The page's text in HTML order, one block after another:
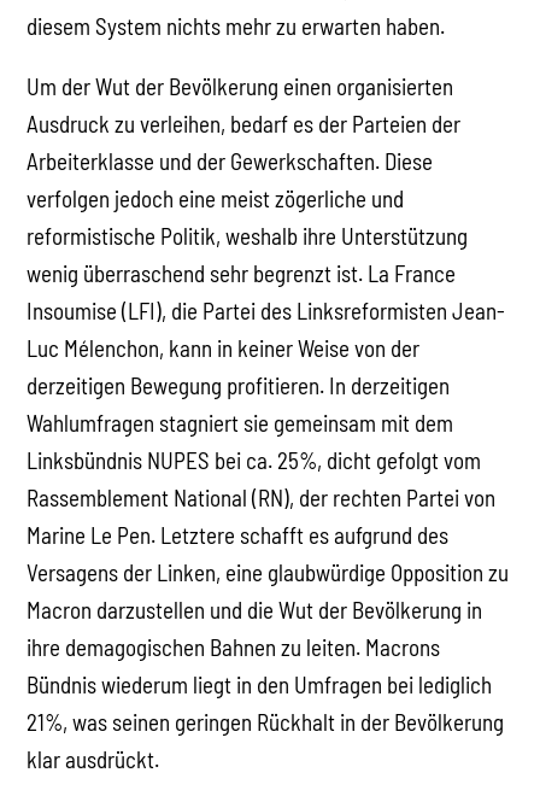
diesem System nichts mehr zu erwarten haben.
Um der Wut der Bevölkerung einen organisierten
Ausdruck zu verleihen, bedarf es der Parteien der
Arbeiterklasse und der Gewerkschaften. Diese
verfolgen jedoch eine meist zögerliche und
reformistische Politik, weshalb ihre Unterstützung
wenig überraschend sehr begrenzt ist. La France
Insoumise (LFI), die Partei des Linksreformisten Jean-
Luc Mélenchon, kann in keiner Weise von der
derzeitigen Bewegung profitieren. In derzeitigen
Wahlumfragen stagniert sie gemeinsam mit dem
Linksbündnis NUPES bei ca. 25%, dicht gefolgt vom
Rassemblement National (RN), der rechten Partei von
Marine Le Pen. Letztere schafft es aufgrund des
Versagens der Linken, eine glaubwürdige Opposition zu
Macron darzustellen und die Wut der Bevölkerung in
ihre demagogischen Bahnen zu leiten. Macrons
Bündnis wiederum liegt in den Umfragen bei lediglich
21%, was seinen geringen Rückhalt in der Bevölkerung
klar ausdrückt.